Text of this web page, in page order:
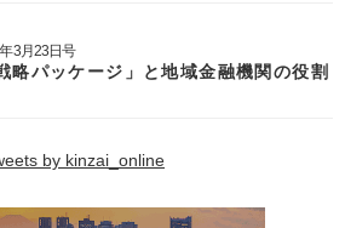
3月23日号
略パッケージ」と地域金融機関の役割
by kinzai_online